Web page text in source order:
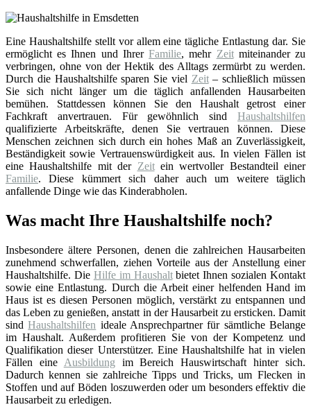
Eine Haushaltshilfe stellt vor allem eine tägliche Entlastung dar. Sie
ermöglicht es Ihnen und IhrerFamilie, mehr Zeitmiteinander zu
verbringen, ohne von der Hektik des Alltags zermürbt zu werden.
Durch die Haushaltshilfe sparen Sie viel Zeit– schließlich müssen
Sie sich nicht länger um die täglich anfallenden Hausarbeiten
bemühen. Stattdessen können Sie den Haushalt getrost einer
Fachkraft anvertrauen. Für gewöhnlich sind Haushaltshilfen
qualifizierte Arbeitskräfte, denen Sie vertrauen können. Diese
Menschen zeichnen sich durch ein hohes Maß an Zuverlässigkeit,
Beständigkeit sowie Vertrauenswürdigkeit aus. In vielen Fällen ist
eine Haushaltshilfe mit der Zeitein wertvoller Bestandteil einer
Familie. Diese kümmert sich daher auch um weitere täglich
anfallende Dinge wie das Kinderabholen.
Was macht Ihre Haushaltshilfe noch?
Insbesondere ältere Personen, denen die zahlreichen Hausarbeiten
zunehmend schwerfallen, ziehen Vorteile aus der Anstellung einer
Haushaltshilfe. Die Hilfe im Haushaltbietet Ihnen sozialen Kontakt
sowie eine Entlastung. Durch die Arbeit einer helfenden Hand im
Haus ist es diesen Personen möglich, verstärkt zu entspannen und
das Leben zu genießen, anstatt in der Hausarbeit zu ersticken. Damit
sindHaushaltshilfen ideale Ansprechpartner für sämtliche Belange
im Haushalt. Außerdem profitieren Sie von der Kompetenz und
Qualifikation dieser Unterstützer. Eine Haushaltshilfe hat in vielen
Fällen eine Ausbildung im Bereich Hauswirtschaft hinter sich.
Dadurch kennen sie zahlreiche Tipps und Tricks, um Flecken in
Stoffen und auf Böden loszuwerden oder um besonders effektiv die
Hausarbeit zu erledigen.